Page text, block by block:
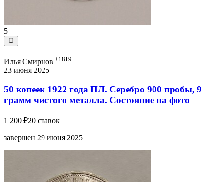
5
Илья Смирнов +1819
23 июня 2025
50 копеек 1922 года ПЛ. Серебро 900 пробы, 9
грамм чистого металла. Состояние на фото
1 200 ₽20 ставок
завершен 29 июня 2025